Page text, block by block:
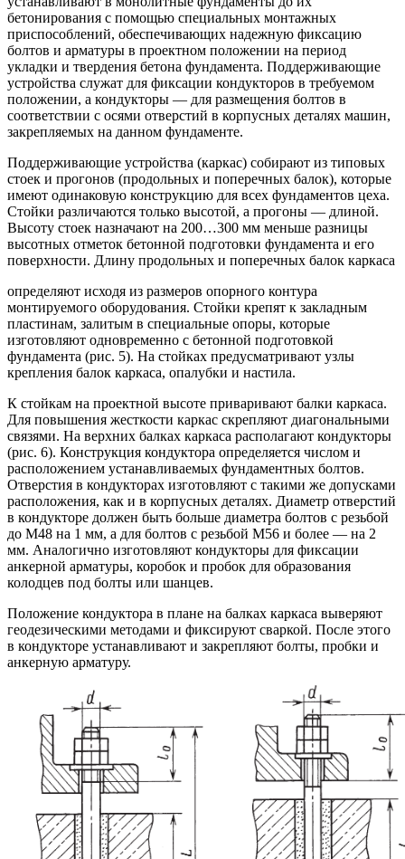
бетонирования с помощью специальных монтажных
приспособлений, обеспечивающих надежную фиксацию
болтов и арматуры в проектном положении на период
укладки и твердения бетона фундамента. Поддерживающие
устройства служат для фиксации кондукторов в требуемом
положении, а кондукторы — для размещения болтов в
соответствии с осями отверстий в корпусных деталях машин,
закрепляемых на данном фундаменте.
Поддерживающие устройства (каркас) собирают из типовых
стоек и прогонов (продольных и поперечных балок), которые
имеют одинаковую конструкцию для всех фундаментов цеха.
Стойки различаются только высотой, а прогоны — длиной.
Высоту стоек назначают на 200…300 мм меньше разницы
высотных отметок бетонной подготовки фундамента и его
поверхности. Длину продольных и поперечных балок каркаса
определяют исходя из размеров опорного контура
монтируемого оборудования. Стойки крепят к закладным
пластинам, залитым в специальные опоры, которые
изготовляют одновременно с бетонной подготовкой
фундамента (рис. 5). На стойках предусматривают узлы
крепления балок каркаса, опалубки и настила.
К стойкам на проектной высоте приваривают балки каркаса.
Для повышения жесткости каркас скрепляют диагональными
связями. На верхних балках каркаса располагают кондукторы
(рис. 6). Конструкция кондуктора определяется числом и
расположением устанавливаемых фундаментных болтов.
Отверстия в кондукторах изготовляют с такими же допусками
расположения, как и в корпусных деталях. Диаметр отверстий
в кондукторе должен быть больше диаметра болтов с резьбой
до М48 на 1 мм, а для болтов с резьбой М56 и более — на 2
мм. Аналогично изготовляют кондукторы для фиксации
анкерной арматуры, коробок и пробок для образования
колодцев под болты или шанцев.
Положение кондуктора в плане на балках каркаса выверяют
геодезическими методами и фиксируют сваркой. После этого
в кондукторе устанавливают и закрепляют болты, пробки и
анкерную арматуру.